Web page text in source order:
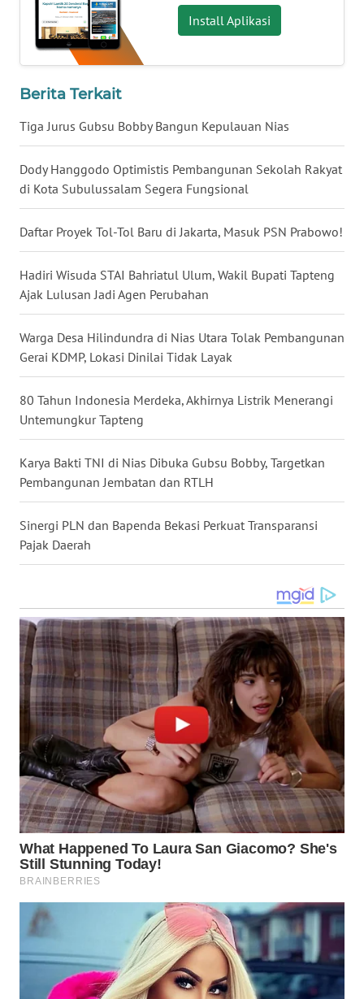
Install Aplikasi
Berita Terkait
Tiga Jurus Gubsu Bobby Bangun Kepulauan Nias
Dody Hanggodo Optimistis Pembangunan Sekolah Rakyat
di Kota Subulussalam Segera Fungsional
Daftar Proyek Tol-Tol Baru di Jakarta, Masuk PSN Prabowo!
Hadiri Wisuda STAI Bahriatul Ulum, Wakil Bupati Tapteng
Ajak Lulusan Jadi Agen Perubahan
Warga Desa Hilindundra di Nias Utara Tolak Pembangunan
Gerai KDMP, Lokasi Dinilai Tidak Layak
80 Tahun Indonesia Merdeka, Akhirnya Listrik Menerangi
Untemungkur Tapteng
Karya Bakti TNI di Nias Dibuka Gubsu Bobby, Targetkan
Pembangunan Jembatan dan RTLH
Sinergi PLN dan Bapenda Bekasi Perkuat Transparansi
Pajak Daerah
WN
TAPANULI
SELATAN
TANJUNG
KARO
SIMALUNGUN
WN
LABUHANBATU
WN
TAPANULI
WN DELI
WN
TEBING
WN
PAKPAK
WN
KARAWANG
WN
BEKASI
WN
BOGOR
WN
DEPOK
WN
TAPANULI
UTARA
WN